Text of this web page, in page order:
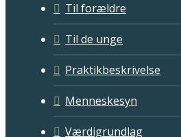
Til forældre
Til de unge
Praktikbeskrivelse
Menneskesyn
Værdigrundlag